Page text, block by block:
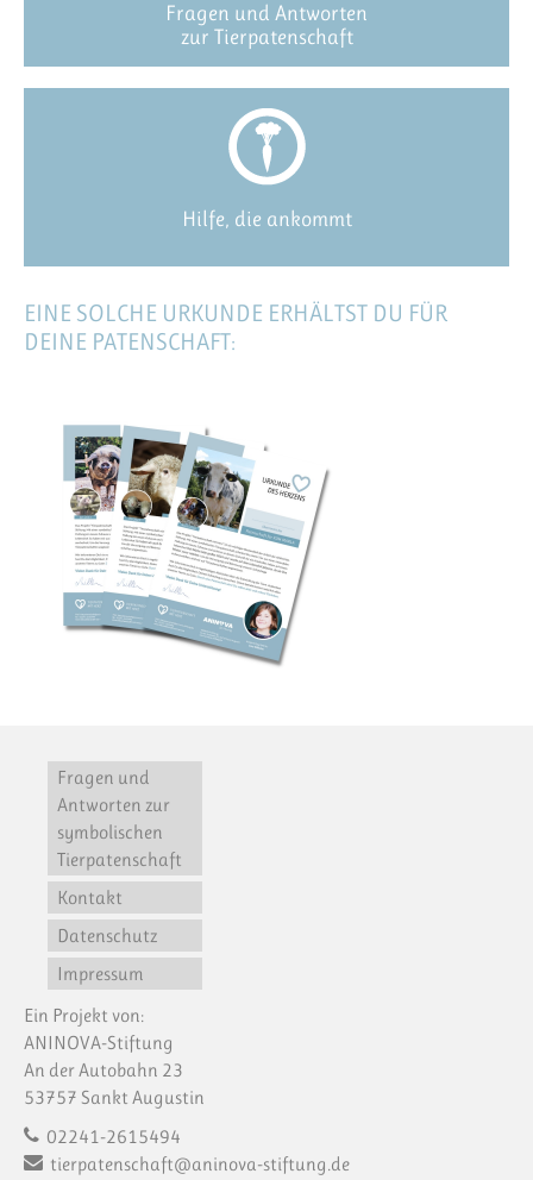
Fragen und Antworten
zur Tierpatenschaft
Hilfe, die ankommt
EINE SOLCHE URKUNDE ERHÄLTST DU FÜR
DEINE PATENSCHAFT:
Fragen und
Antworten zur
symbolischen
Tierpatenschaft
Kontakt
Datenschutz
Impressum
Ein Projekt von:
ANINOVA-Stiftung
An der Autobahn 23
53757 Sankt Augustin
02241-2615494
tierpatenschaft@aninova-stiftung.de